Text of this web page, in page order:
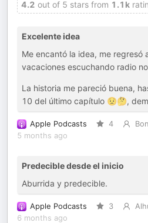
4.2 out of 5 stars from 1.1k
Excelente idea
Me encantó la idea, me regresó
vacaciones escuchando radio
La historia me pareció buena,
10 del último capítulo 😟🤔,
Apple Podcasts 4
5 months ago
Predecible desde el inicio
Aburrida y predecible.
Apple Podcasts 3
6 months ago